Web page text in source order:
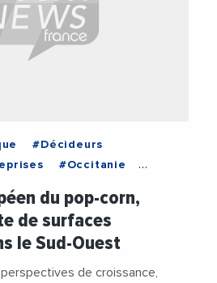
#Décideurs
#Occitanie
du pop-corn,
de surfaces
le Sud-Ouest
de croissance,